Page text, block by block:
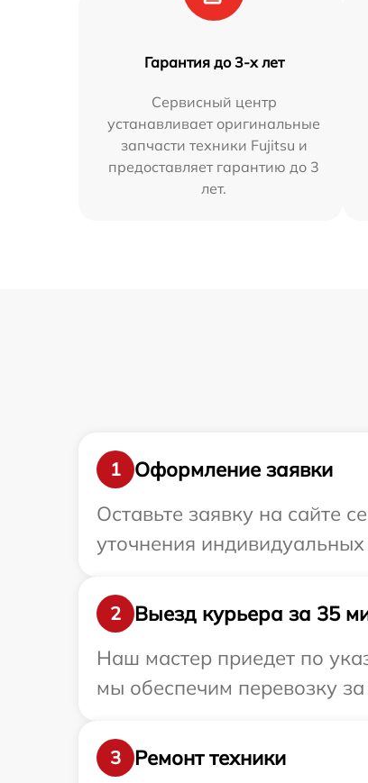
Гарантия до 3-х лет
Сервисный центр
устанавливает оригинальные
запчасти техники Fujitsu и
предоставляет гарантию до 3
лет.
1
Оформление заявки
Оставьте заявку на сайте
уточнения
2
Выезд курьера за 35
Наш мастер приедет по
мы обеспечим перевозку
3
Ремонт техники